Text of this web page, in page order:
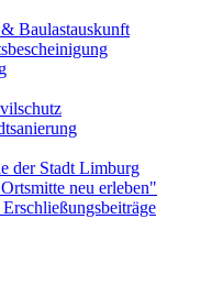
Baulastauskunft
der Stadt Limburg
neu erleben"